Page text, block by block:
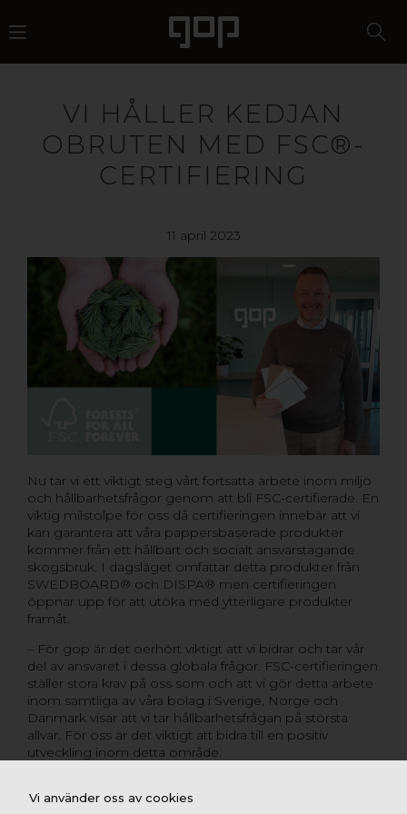
Vi använder oss av cookies
VI HÅLLER KEDJAN
OBRUTEN MED FSC®-
CERTIFIERING
11 april 2023
Nu tar vi ett viktigt steg vårt fortsatta arbete inom miljö
och hållbarhetsfrågor genom att bli FSC-certifierade. En
viktig milstolpe för oss då certifieringen innebär att vi
kan garantera att våra pappersbaserade produkter
kommer från ett hållbart och socialt ansvarstagande
skogsbruk. I dagsläget omfattar detta produkter från
SWEDBOARD® och DISPA® men certifieringen
öppnar upp för att utöka med ytterligare produkter
framåt.
– För gop är det oerhört viktigt att vi bidrar och tar vår
del av ansvaret i dessa globala frågor. FSC-certifieringen
ställer stora krav på oss som och att vi gör detta arbete
inom samtliga av våra bolag i Sverige, Norge och
Danmark visar att vi tar hållbarhetsfrågan på största
allvar. För oss är det viktigt att bidra till en positiv
utveckling inom detta område.